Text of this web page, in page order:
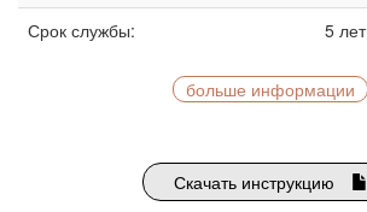
Срок службы:
5 лет
больше информации
Скачать инструкцию